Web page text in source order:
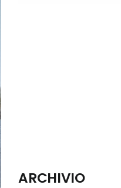
ARCHIVIO